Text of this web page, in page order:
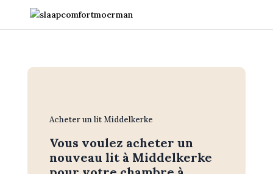
Acheter un lit Middelkerke
Vous voulez acheter un
nouveau lit à Middelkerke